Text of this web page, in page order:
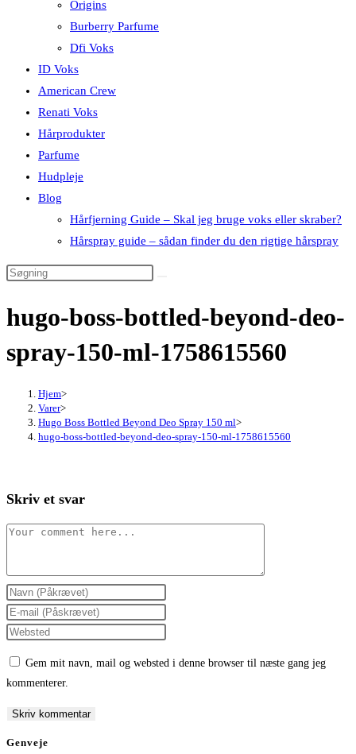
Origins
Burberry Parfume
Dfi Voks
ID Voks
American Crew
Renati Voks
Hårprodukter
Parfume
Hudpleje
Blog
Hårfjerning Guide – Skal jeg bruge voks eller skraber?
Hårspray guide – sådan finder du den rigtige hårspray
hugo-boss-bottled-beyond-deo-
spray-150-ml-1758615560
Hjem>
Varer>
Hugo Boss Bottled Beyond Deo Spray 150 ml>
hugo-boss-bottled-beyond-deo-spray-150-ml-1758615560
Skriv et svar
Comment
Enter
your
name
comment
Enter
your
comment
Enter
(optional)
Gem mit navn, mail og websted i denne browser til næste gang jeg
kommenterer.
Genveje